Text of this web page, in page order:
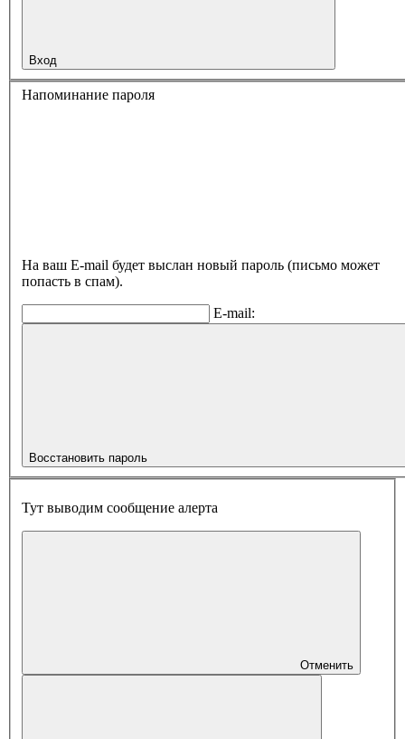
Вход
Напоминание пароля
На ваш E-mail будет выслан новый пароль (письмо может
попасть в спам).
E-mail:
Восстановить пароль
Тут выводим сообщение алерта
Отменить